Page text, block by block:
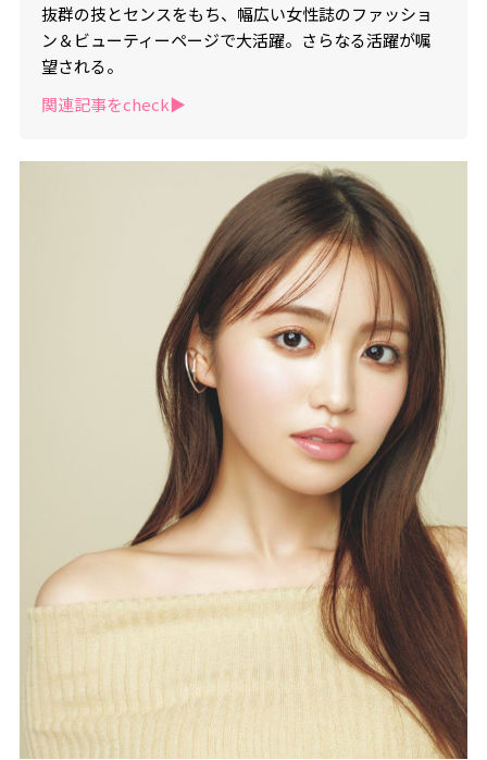
抜群の技とセンスをもち、幅広い女性誌のファッショ
ン＆ビューティーページで大活躍。さらなる活躍が嘱
望される。
関連記事をcheck▶︎